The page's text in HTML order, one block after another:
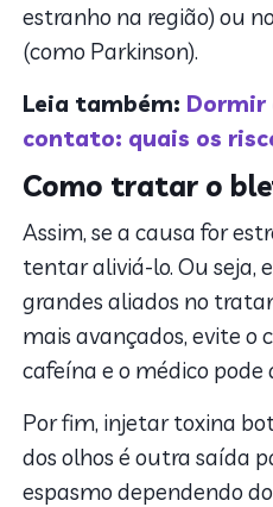
estranho na região) ou
(como Parkinson).
Leia também: Dormir
contato: quais os
Como tratar o
Assim, se a causa for
tentar aliviá-lo. Ou seja,
grandes aliados no
mais avançados, evite o
cafeína e o médico
Por fim, injetar toxina
dos olhos é outra saída
espasmo dependendo